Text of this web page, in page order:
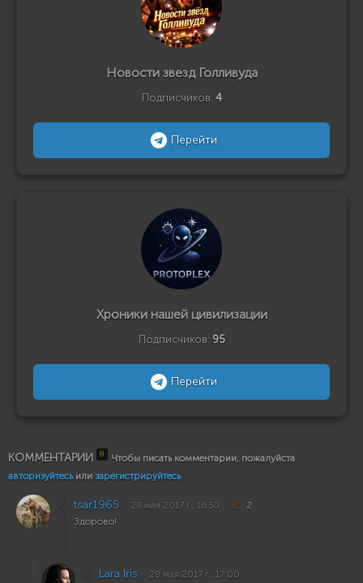
Новости звезд Голливуда
Подписчиков: 4
Перейти
Хроники нашей цивилизации
Подписчиков: 95
Перейти
КОММЕНТАРИИ 8
Чтобы писать комментарии, пожалуйста
авторизуйтесьили зарегистрируйтесь
tsar1965 28 мая 2017 г., 16:50 2
Здорово!
Lara Iris 28 мая 2017 г., 17:00